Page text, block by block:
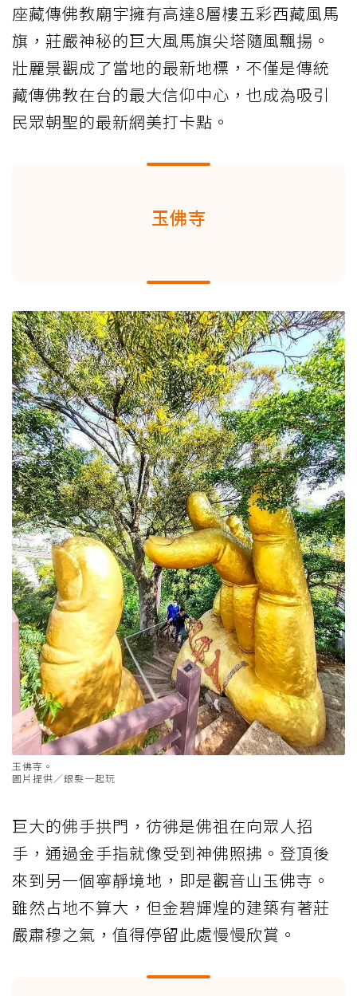
座藏傳佛教廟宇擁有高達8層樓五彩西藏風馬
旗，莊嚴神秘的巨大風馬旗尖塔隨風飄揚。
壯麗景觀成了當地的最新地標，不僅是傳統
藏傳佛教在台的最大信仰中心，也成為吸引
民眾朝聖的最新網美打卡點。
玉佛寺
玉佛寺。
圖片提供／銀髮一起玩
巨大的佛手拱門，彷彿是佛祖在向眾人招
手，通過金手指就像受到神佛照拂。登頂後
來到另一個寧靜境地，即是觀音山玉佛寺。
雖然占地不算大，但金碧輝煌的建築有著莊
嚴肅穆之氣，值得停留此處慢慢欣賞。